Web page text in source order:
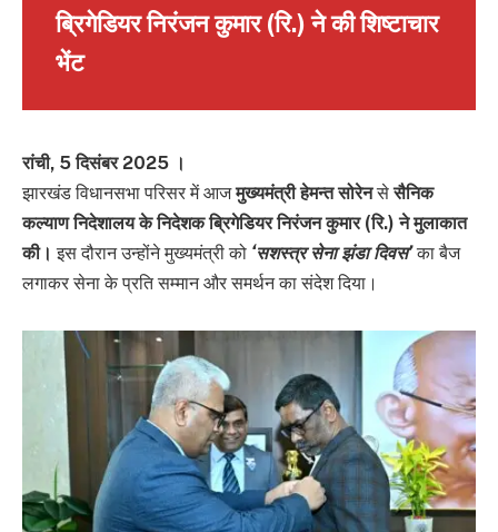
ब्रिगेडियर निरंजन कुमार (रि.) ने की शिष्टाचार
भेंट
रांची, 5 दिसंबर 2025 ।
झारखंड विधानसभा परिसर में आजमुख्यमंत्री हेमन्त सोरेनसेसैनिक
कल्याण निदेशालय के निदेशक ब्रिगेडियर निरंजन कुमार (रि.) ने मुलाकात
की। इस दौरान उन्होंने मुख्यमंत्री को ‘सशस्त्र सेना झंडा दिवस’का बैज
लगाकर सेना के प्रति सम्मान और समर्थन का संदेश दिया।